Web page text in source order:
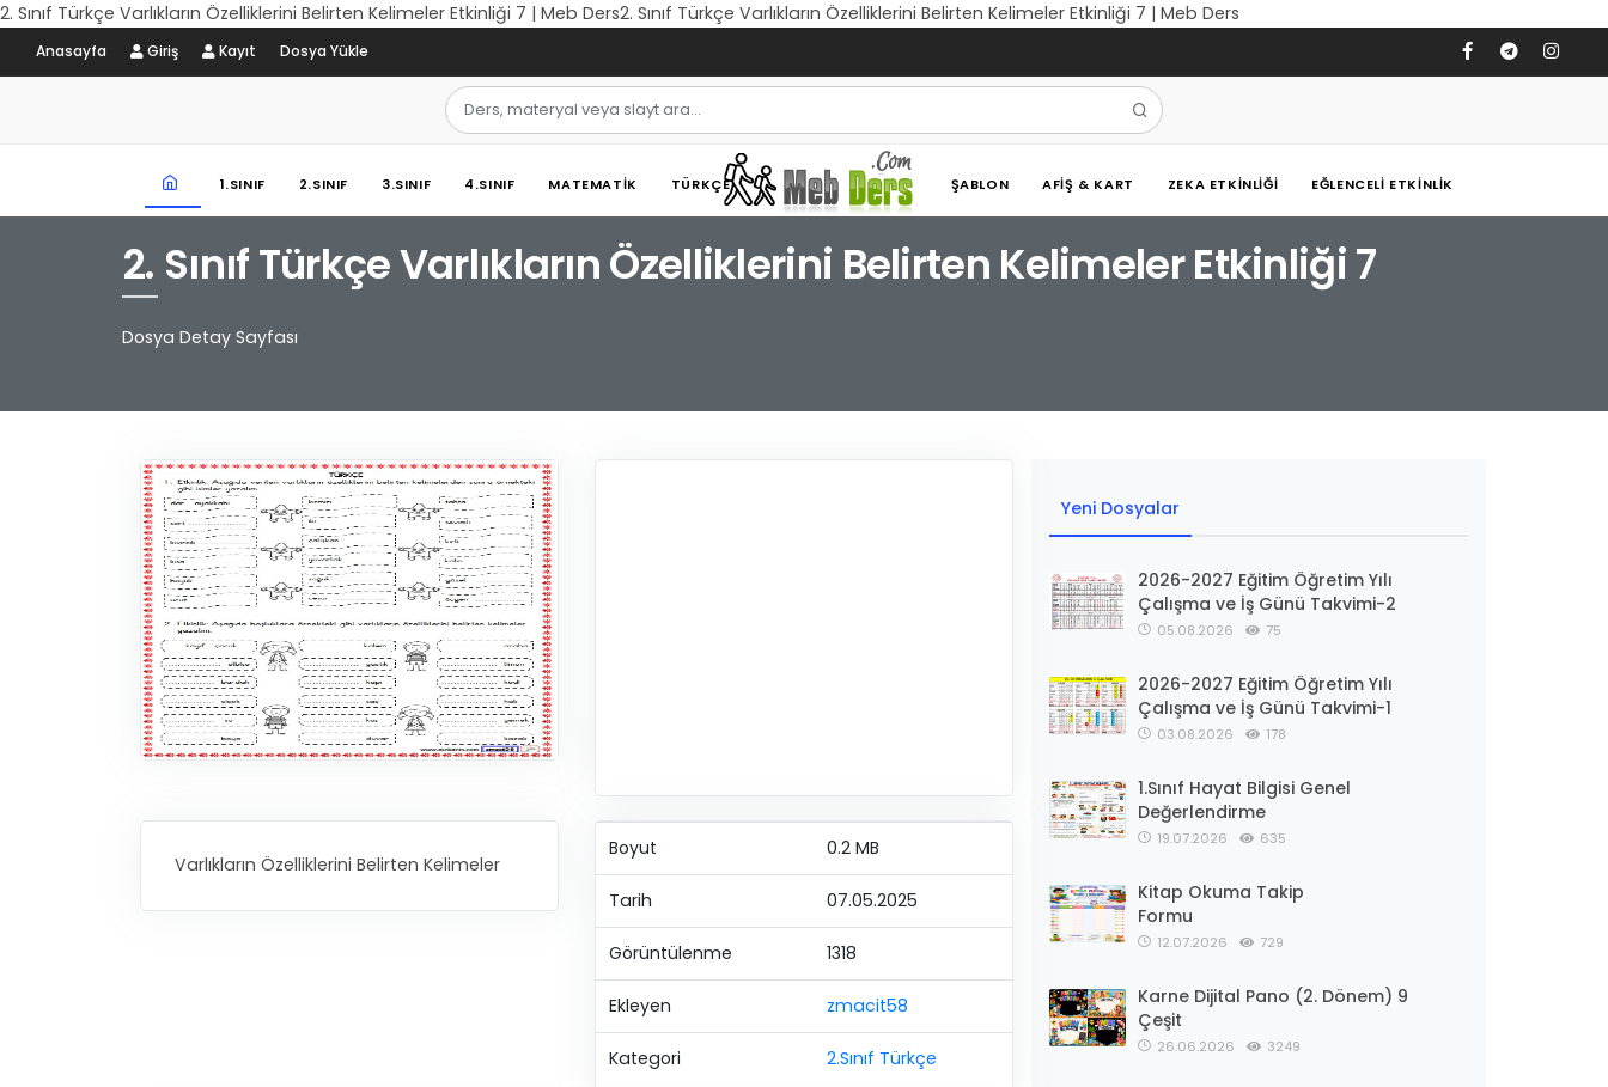
2. Sınıf Türkçe Varlıkların Özelliklerini Belirten Kelimeler Etkinliği 7 | Meb Ders2. Sınıf Türkçe Varlıkların Özelliklerini Belirten Kelimeler Etkinliği 7 | Meb Ders
Anasayfa Giriş Kayıt Dosya Yükle
1.SINIF 2.SINIF 3.SINIF 4.SINIF MATEMATIK TÜRKÇE ŞABLON AFIŞ & KART ZEKA ETKINLIĞI EĞLENCELI ETKINLIK
2. Sınıf Türkçe Varlıkların Özelliklerini Belirten Kelimeler Etkinliği 7
Dosya Detay Sayfası
Varlıkların Özelliklerini Belirten Kelimeler
Boyut 0.2 MB
Tarih 07.05.2025
Görüntülenme 1318
Ekleyen zmacit58
Kategori 2.Sınıf Türkçe
Yeni Dosyalar
2026-2027 Eğitim Öğretim Yılı
Çalışma ve İş Günü Takvimi-2
05.08.2026 75
2026-2027 Eğitim Öğretim Yılı
Çalışma ve İş Günü Takvimi-1
03.08.2026 178
1.Sınıf Hayat Bilgisi Genel
Değerlendirme
19.07.2026 635
Kitap Okuma Takip
Formu
12.07.2026 729
Karne Dijital Pano (2. Dönem) 9
Çeşit
26.06.2026 3249